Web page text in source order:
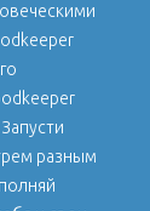
разным